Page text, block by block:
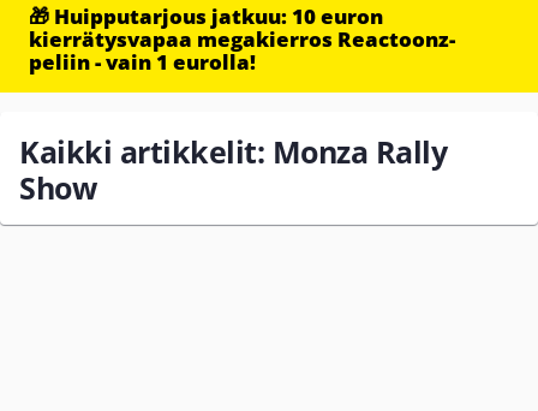
🎁 Huipputarjous jatkuu: 10 euron
kierrätysvapaa megakierros Reactoonz-
peliin - vain 1 eurolla!
Kaikki artikkelit: Monza Rally
Show